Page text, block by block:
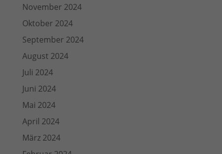
November 2024
Oktober 2024
September 2024
August 2024
Juli 2024
Juni 2024
Mai 2024
April 2024
März 2024